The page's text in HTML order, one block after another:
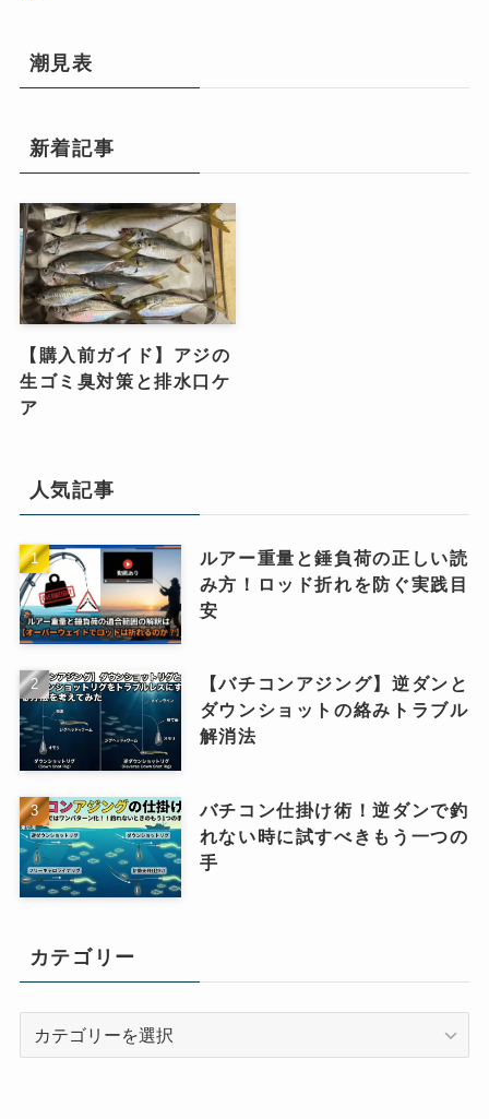
潮見表
新着記事
【購入前ガイド】アジの
生ゴミ臭対策と排水口ケ
ア
人気記事
ルアー重量と錘負荷の正しい読
み方！ロッド折れを防ぐ実践目
安
【バチコンアジング】逆ダンと
ダウンショットの絡みトラブル
解消法
バチコン仕掛け術！逆ダンで釣
れない時に試すべきもう一つの
手
カテゴリー